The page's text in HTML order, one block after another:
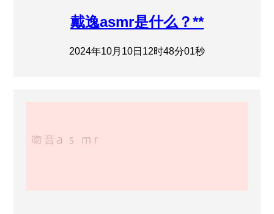
戴逸asmr是什么？**
2024年10月10日12时48分01秒